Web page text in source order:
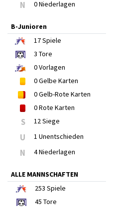
N 0 Niederlagen
B-Junioren
17Spiele
3 Tore
0Vorlagen
0Gelbe Karten
0Gelb-Rote Karten
0Rote Karten
S 12 Siege
U 1 Unentschieden
N 4 Niederlagen
ALLE MANNSCHAFTEN
253 Spiele
45 Tore